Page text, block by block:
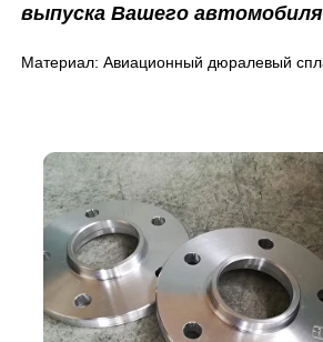
выпуска Вашего
Материал: Авиационный дюралевый